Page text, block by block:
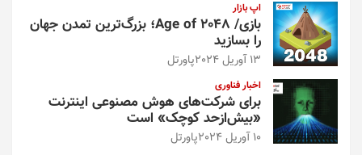
اپ بازار
بازی/ Age of 2048؛ بزرگ‌ترین تمدن جهان
را بسازید
13 آوریل 2024 پاورتل
اخبار فناوری
برای شرکت‌های هوش مصنوعی اینترنت
«بیش‌از‌حد کوچک» است
10 آوریل 2024 پاورتل